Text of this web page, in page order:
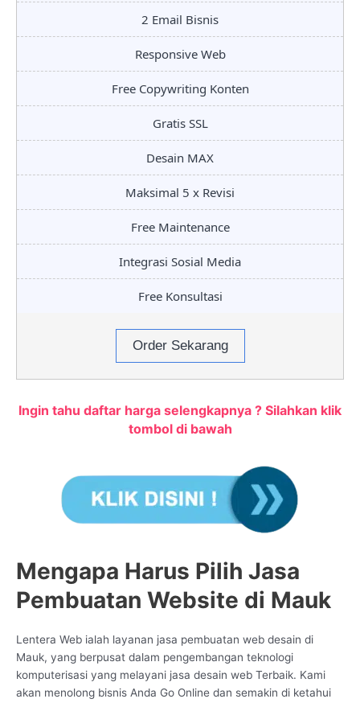
2 Email Bisnis
Responsive Web
Free Copywriting Konten
Gratis SSL
Desain MAX
Maksimal 5 x Revisi
Free Maintenance
Integrasi Sosial Media
Free Konsultasi
Order Sekarang
Ingin tahu daftar harga selengkapnya ? Silahkan klik
tombol di bawah
Mengapa Harus Pilih Jasa
Pembuatan Website di Mauk
Lentera Web ialah layanan jasa pembuatan web desain di
Mauk, yang berpusat dalam pengembangan teknologi
komputerisasi yang melayani jasa desain web Terbaik. Kami
akan menolong bisnis Anda Go Online dan semakin di ketahui